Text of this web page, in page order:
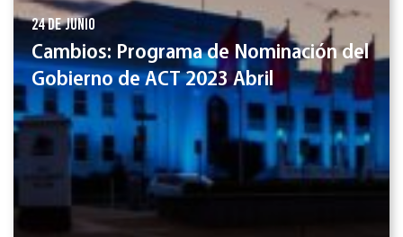
24 de junio
Cambios: Programa de Nominación del
Gobierno de ACT 2023 Abril